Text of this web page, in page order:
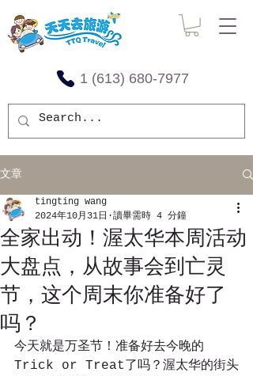
1 (613) 680-7977
文章
全家出动！渥太华本周活动
大盘点，从故事会到亡灵
节，这个周末你准备好了
吗？
tingting wang
2024年10月31日
讀畢需時 4 分鐘
今天就是万圣节！准备好去今晚的
Trick or Treat了吗？渥太华的街头